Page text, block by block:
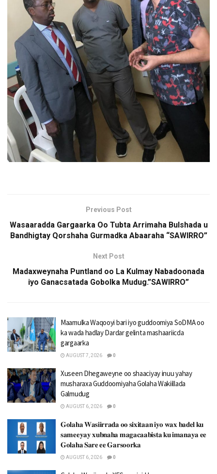
Previous Post
Wasaaradda Gargaarka Oo Tubta Arrimaha Bulshada u
Bandhigtay Qorshaha Gurmadka Abaaraha “SAWIRRO”
Next Post
Madaxweynaha Puntland oo La Kulmay Nabadoonada
iyo Ganacsatada Gobolka Mudug.”SAWIRRO”
Maamulka Waqooyi bari iyo guddoomiya SoDMA oo
ka wada hadlay Dardar gelinta mashaariicda
gargaarka
AUGUST 7, 2026 0
Xuseen Dhegaweyne oo shaaciyay inuu yahay
musharaxa Guddoomiyaha Golaha Wakiillada
Galmudug
AUGUST 6, 2026 0
𝐆𝐨𝐥𝐚𝐡𝐚 𝐖𝐚𝐬𝐢𝐢𝐫𝐫𝐚𝐝𝐚 𝐨𝐨 𝐬𝐢𝐱𝐢𝐭𝐚𝐚𝐧 𝐢𝐲𝐨 𝐰𝐚𝐱 𝐛𝐚𝐝𝐞𝐥 𝐤𝐮
𝐬𝐚𝐦𝐞𝐞𝐲𝐚𝐲 𝐱𝐮𝐛𝐧𝐚𝐡𝐚 𝐦𝐚𝐠𝐚𝐜𝐚𝐚𝐛𝐢𝐬𝐭𝐚 𝐤𝐮 𝐢𝐦𝐚𝐧𝐚𝐲𝐚 𝐞𝐞
𝐆𝐨𝐥𝐚𝐡𝐚 𝐒𝐚𝐫𝐞 𝐞𝐞 𝐆𝐚𝐫𝐬𝐨𝐨𝐫𝐤𝐚
AUGUST 6, 2026 0